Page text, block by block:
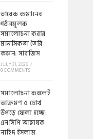
​​তারেক রহমানের
গঠনমূলক
সমালোচনা করার
মানসিকতা তৈরি
করুন: সারজিস
JULY 31, 2026 /
0 COMMENTS
সমালোচনা করলেই
আক্রমণ ও চোখ
উপড়ে ফেলা হচ্ছে:
এনসিপি আহ্বায়ক
নাহিদ ইসলাম